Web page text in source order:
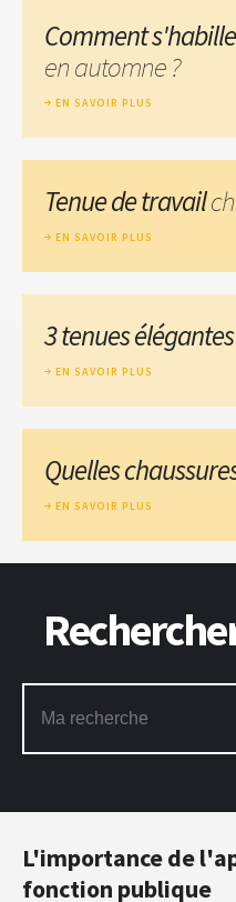
L'importance de
fonction publique
Comment
en automne ?
EN SAVOIR PLUS
Tenue de travail
EN SAVOIR PLUS
3 tenues élégantes
EN SAVOIR PLUS
Quelles
EN SAVOIR PLUS